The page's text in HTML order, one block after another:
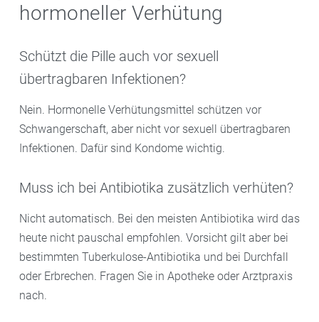
hormoneller Verhütung
Schützt die Pille auch vor sexuell
übertragbaren Infektionen?
Nein. Hormonelle Verhütungsmittel schützen vor
Schwangerschaft, aber nicht vor sexuell übertragbaren
Infektionen. Dafür sind Kondome wichtig.
Muss ich bei Antibiotika zusätzlich verhüten?
Nicht automatisch. Bei den meisten Antibiotika wird das
heute nicht pauschal empfohlen. Vorsicht gilt aber bei
bestimmten Tuberkulose-Antibiotika und bei Durchfall
oder Erbrechen. Fragen Sie in Apotheke oder Arztpraxis
nach.